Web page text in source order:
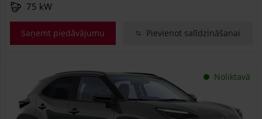
75 kW
Saņemt piedāvājumu Pievienot salīdzināšanai
Noliktavā